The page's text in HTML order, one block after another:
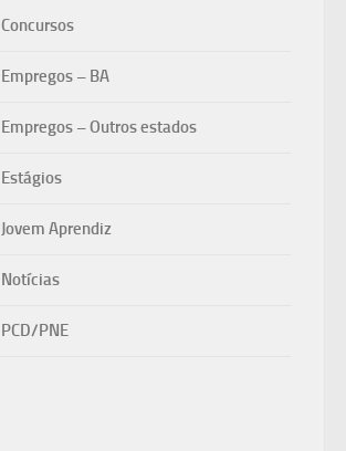
Concursos
Empregos – BA
Empregos – Outros estados
Estágios
Jovem Aprendiz
Notícias
PCD/PNE